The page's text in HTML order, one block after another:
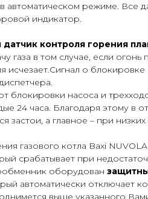
автоматическом режиме. Все
индикатор.
контроля горения
газа в том случае, если
исчезает.Сигнал о
блокировки насоса и
24 часа. Благодаря этому в
застои, а главное – при
газового котла Baxi
срабатывает при
оборудован
автоматически отключает
выше указанного